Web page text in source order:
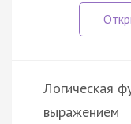
Логическая
выражением